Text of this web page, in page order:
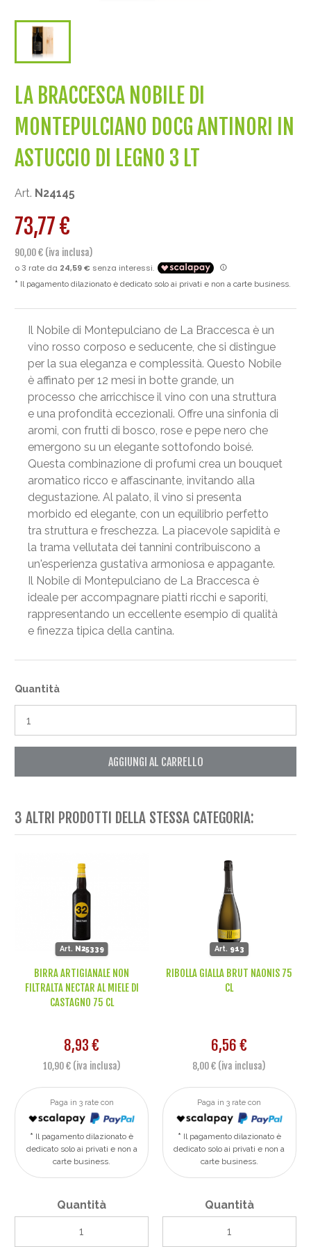
LA BRACCESCA NOBILE DI
MONTEPULCIANO DOCG ANTINORI IN
ASTUCCIO DI LEGNO 3 LT
Art. N24145
73,77 €
90,00 € (iva inclusa)
Il pagamento dilazionato è dedicato solo ai privati e non a carte business.
Il Nobile di Montepulciano de La Braccesca è un
vino rosso corposo e seducente, che si distingue
per la sua eleganza e complessità. Questo Nobile
è affinato per 12 mesi in botte grande, un
processo che arricchisce il vino con una struttura
e una profondità eccezionali. Offre una sinfonia di
aromi, con frutti di bosco, rose e pepe nero che
emergono su un elegante sottofondo boisé.
Questa combinazione di profumi crea un bouquet
aromatico ricco e affascinante, invitando alla
degustazione. Al palato, il vino si presenta
morbido ed elegante, con un equilibrio perfetto
tra struttura e freschezza. La piacevole sapidità e
la trama vellutata dei tannini contribuiscono a
un'esperienza gustativa armoniosa e appagante.
Il Nobile di Montepulciano de La Braccesca è
ideale per accompagnare piatti ricchi e saporiti,
rappresentando un eccellente esempio di qualità
e finezza tipica della cantina.
Quantità
AGGIUNGI AL CARRELLO
3 ALTRI PRODOTTI DELLA STESSA CATEGORIA:
Art. N25339
BIRRA ARTIGIANALE NON
FILTRALTA NECTAR AL MIELE DI
CASTAGNO 75 CL
8,93 €
10,90 € (iva inclusa)
Paga in 3 rate con
Il pagamento dilazionato è
dedicato solo ai privati e non a
carte business.
Quantità
Art. 913
RIBOLLA GIALLA BRUT NAONIS 75
CL
6,56 €
8,00 € (iva inclusa)
Paga in 3 rate con
Il pagamento dilazionato è
dedicato solo ai privati e non a
carte business.
Quantità